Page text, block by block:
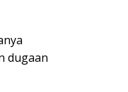
dugaan